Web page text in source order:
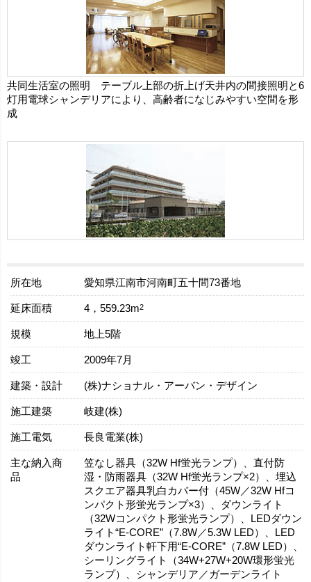
共同生活室の照明 テーブル上部の折上げ天井内の間接照明と6
灯用電球シャンデリアにより、高齢者になじみやすい空間を形
成
所在地 愛知県江南市河南町五十間73番地
延床面積 4，559.23m2
規模 地上5階
竣工 2009年7月
建築・設計 (株)ナショナル・アーバン・デザイン
施工建築 岐建(株)
施工電気 長良電業(株)
主な納入商
品
笠なし器具（32W Hf蛍光ランプ）、直付防
湿・防雨器具（32W Hf蛍光ランプ×2）、埋込
スクエア器具乳白カバー付（45W／32W Hfコ
ンパクト形蛍光ランプ×3）、ダウンライト
（32Wコンパクト形蛍光ランプ）、LEDダウン
ライト“E-CORE”（7.8W／5.3W LED）、LED
ダウンライト軒下用“E-CORE”（7.8W LED）、
シーリングライト（34W+27W+20W環形蛍光
ランプ）、シャンデリア／ガーデンライト